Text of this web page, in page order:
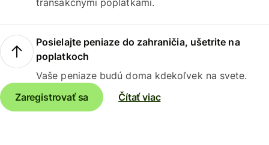
transakčnými poplatkami.
Posielajte peniaze do zahraničia, ušetrite na
poplatkoch
Vaše peniaze budú doma kdekoľvek na svete.
Zaregistrovať sa
Čítať viac